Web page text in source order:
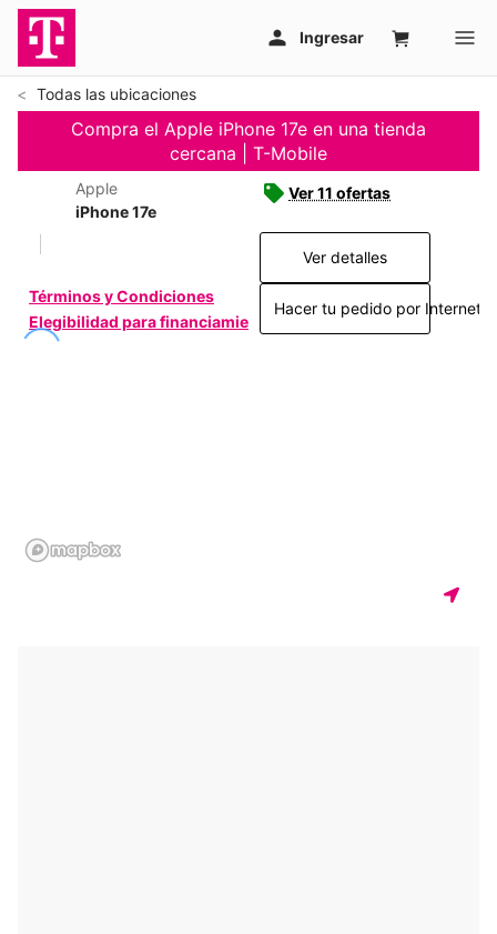
Todas las ubicaciones
Compra el Apple iPhone 17e en una tienda
cercana | T-Mobile
Apple
iPhone 17e
Términos y Condiciones
Elegibilidad para financiamiento
Ver 11 ofertas
Ver detalles
Hacer tu pedido por Internet >